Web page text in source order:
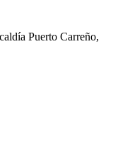
Puerto Carreño,